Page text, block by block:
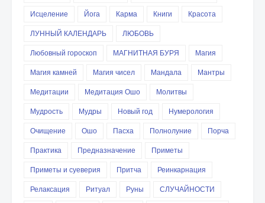
Исцеление
Йога Карма Книги
Красота
ЛУННЫЙ КАЛЕНДАРЬ
ЛЮБОВЬ
Любовный гороскоп
МАГНИТНАЯ БУРЯ
Магия
Магия камней
Магия чисел Мандала
Мантры
Медитации
Медитация Ошо
Молитвы
Мудрость
Мудры Новый год
Нумерология
Очищение
Ошо Пасха Полнолуние
Порча
Практика
Предназначение
Приметы
Приметы и суеверия
Притча
Реинкарнация
Релаксация
Ритуал Руны
СЛУЧАЙНОСТИ